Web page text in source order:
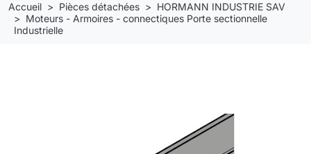
Accueil Pièces détachées
HORMANN INDUSTRIE SAV
Moteurs - Armoires - connectiques Porte sectionnelle
Industrielle